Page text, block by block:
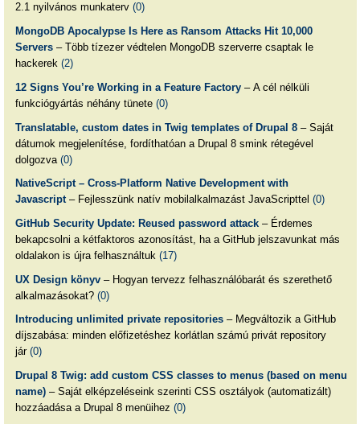
2.1 nyilvános munkaterv (0)
MongoDB Apocalypse Is Here as Ransom Attacks Hit 10,000
Servers– Több tízezer védtelen MongoDB szerverre csaptak le
hackerek (2)
12 Signs You’re Working in a Feature Factory– A cél nélküli
funkciógyártás néhány tünete (0)
Translatable, custom dates in Twig templates of Drupal 8– Saját
dátumok megjelenítése, fordíthatóan a Drupal 8 smink rétegével
dolgozva (0)
NativeScript – Cross-Platform Native Development with
Javascript– Fejlesszünk natív mobilalkalmazást JavaScripttel (0)
GitHub Security Update: Reused password attack– Érdemes
bekapcsolni a kétfaktoros azonosítást, ha a GitHub jelszavunkat más
oldalakon is újra felhasználtuk (17)
UX Design könyv– Hogyan tervezz felhasználóbarát és szerethető
alkalmazásokat? (0)
Introducing unlimited private repositories– Megváltozik a GitHub
díjszabása: minden előfizetéshez korlátlan számú privát repository
jár (0)
Drupal 8 Twig: add custom CSS classes to menus (based on menu
name)– Saját elképzeléseink szerinti CSS osztályok (automatizált)
hozzáadása a Drupal 8 menüihez (0)